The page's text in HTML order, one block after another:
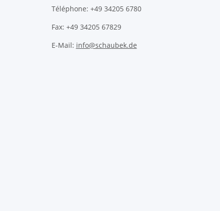
Téléphone: +49 34205 6780
Fax: +49 34205 67829
E-Mail: info@schaubek.de